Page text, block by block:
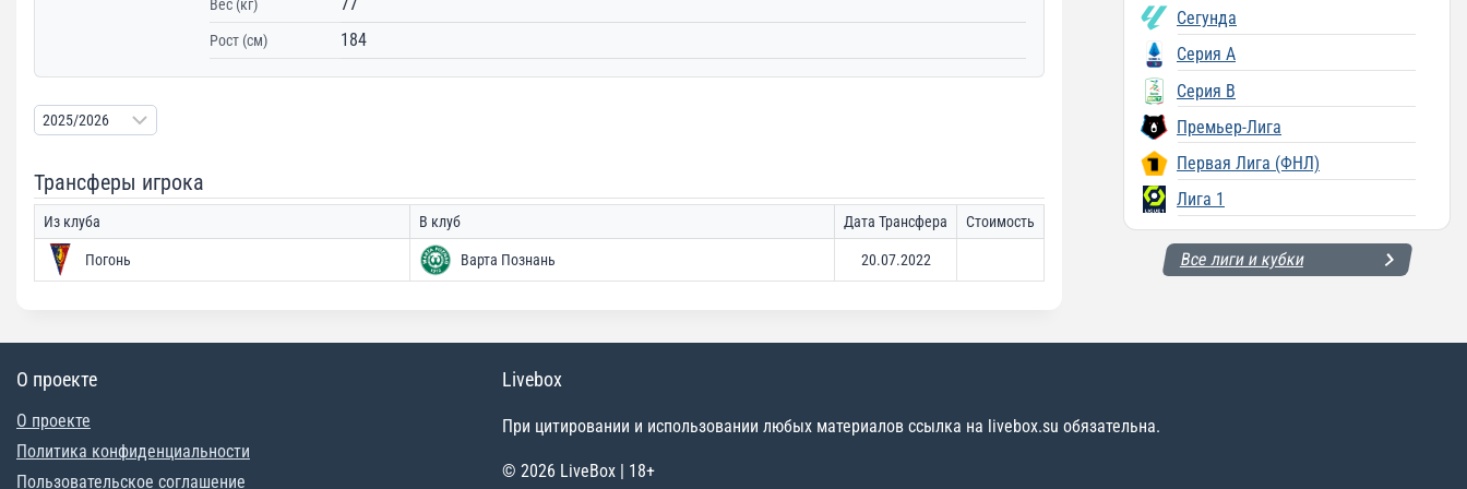
Вес (кг)
Рост (см) 184
Трансферы игрока
Из клуба В клуб Дата Трансфера Стоимость
Погонь Варта Познань 20.07.2022
Сегунда
Серия A
Серия B
Премьер-Лига
Первая Лига (ФНЛ)
Лига 1
Все лиги и кубки
О проекте
О проекте
Политика конфиденциальности
Пользовательское соглашение
Livebox
При цитировании и использовании любых материалов ссылка на livebox.su обязательна.
© 2026 LiveBox | 18+